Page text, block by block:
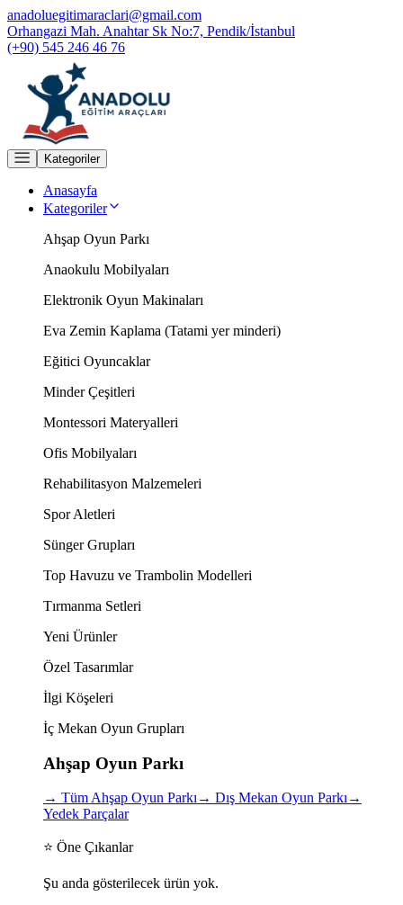
anadoluegitimaraclari@gmail.com
Orhangazi Mah. Anahtar Sk No:7, Pendik/İstanbul
(+90) 545 246 46 76
Kategoriler
Anasayfa
Kategoriler
Ahşap Oyun Parkı
Anaokulu Mobilyaları
Elektronik Oyun Makinaları
Eva Zemin Kaplama (Tatami yer minderi)
Eğitici Oyuncaklar
Minder Çeşitleri
Montessori Materyalleri
Ofis Mobilyaları
Rehabilitasyon Malzemeleri
Spor Aletleri
Sünger Grupları
Top Havuzu ve Trambolin Modelleri
Tırmanma Setleri
Yeni Ürünler
Özel Tasarımlar
İlgi Köşeleri
İç Mekan Oyun Grupları
Ahşap Oyun Parkı
→ Tüm Ahşap Oyun Parkı→ Dış Mekan Oyun Parkı→
Yedek Parçalar
⭐ Öne Çıkanlar
Şu anda gösterilecek ürün yok.